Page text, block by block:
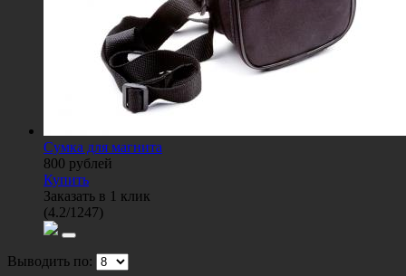
Сумка для магнита
800 рублей
Купить
Заказать в 1 клик
(4.2/1247)
Выводить по: